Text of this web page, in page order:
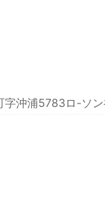
字沖浦5783ロ-ソ